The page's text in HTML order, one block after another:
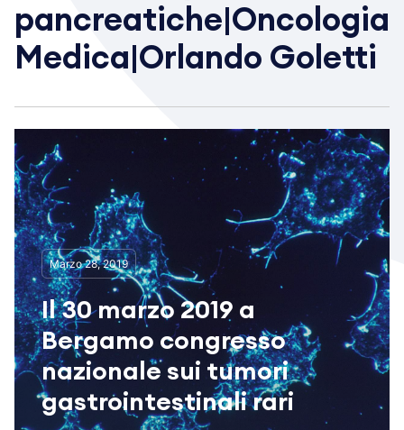
pancreatiche|Oncologia
Medica|Orlando Goletti
Marzo 28, 2019
Il 30 marzo 2019 a
Bergamo congresso
nazionale sui tumori
gastrointestinali rari